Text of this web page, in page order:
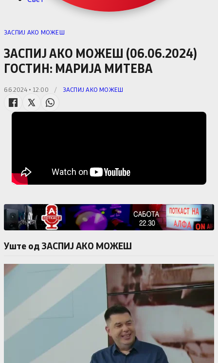
ЗАСПИЈ АКО МОЖЕШ
ЗАСПИЈ АКО МОЖЕШ (06.06.2024)
ГОСТИН: МАРИЈА МИТЕВА
6.6.2024 • 12:00 / ЗАСПИЈ АКО МОЖЕШ
Уште од ЗАСПИЈ АКО МОЖЕШ